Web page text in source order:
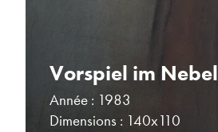
Vorspiel im Nebel
Année : 1983
Dimensions : 140x110